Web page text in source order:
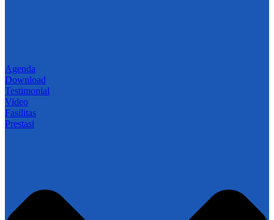
Agenda
Download
Testimonial
Video
Fasilitas
Prestasi